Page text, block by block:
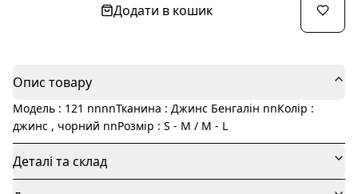
Додати в кошик
Опис товару
Модель : 121 nnnnТканина : Джинс Бенгалін nnКолір :
джинс , чорний nnРозмір : S - M / M - L
Деталі та склад